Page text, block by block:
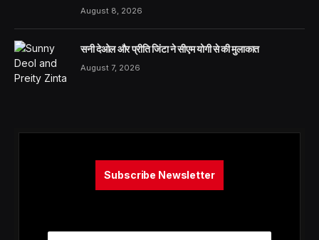
August 8, 2026
सनी देओल और प्रीति जिंटा ने सीएम योगी से की मुलाकात
August 7, 2026
Subscribe Newsletter
E